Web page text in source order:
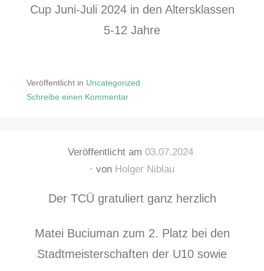
Cup Juni-Juli 2024 in den Altersklassen
5-12 Jahre
Veröffentlicht in Uncategorized
Schreibe einen Kommentar
Veröffentlicht am 03.07.2024
von Holger Niblau
Der TCÜ gratuliert ganz herzlich
Matei Buciuman zum 2. Platz bei den
Stadtmeisterschaften der U10 sowie